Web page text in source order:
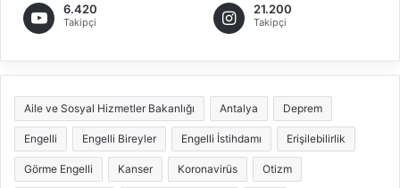
6.420
Takipçi
21.200
Takipçi
Aile ve Sosyal Hizmetler Bakanlığı Antalya Deprem
Engelli Engelli Bireyler Engelli İstihdamı Erişilebilirlik
Görme Engelli Kanser Koronavirüs Otizm